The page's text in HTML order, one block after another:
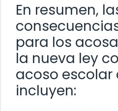
En resumen,
para los
la nueva ley
acoso escolar
incluyen: